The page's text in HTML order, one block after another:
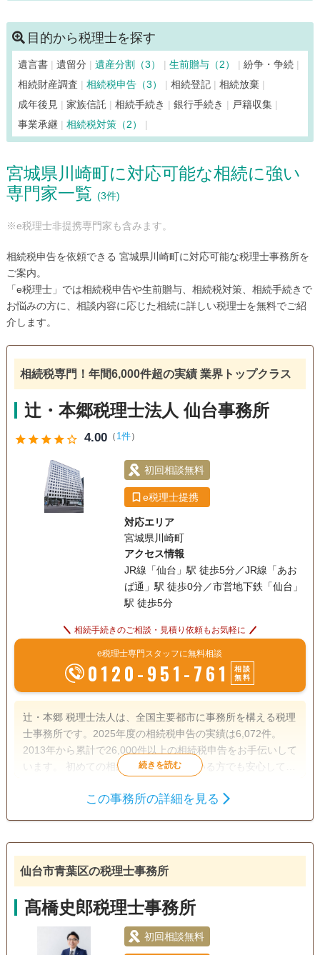
仙台市太白区（94）
仙台市宮城野区（100）
仙台市若林区（67） 大和町（5） 多賀城市（15）
富谷市（6）
登米市（17） 名取市（21）
東松島市（8）
松島町（5） 丸森町（4） 美里町（6） 南三陸町（3）
村田町（3） 山元町（3） 利府町（11）
涌谷町（3）
亘理町（10）
目的から税理士を探す
遺言書 遺留分 遺産分割（3） 生前贈与（2）
紛争・争続
相続財産調査
相続税申告（3） 相続登記
相続放棄
成年後見
家族信託 相続手続き 銀行手続き
戸籍収集
事業承継
相続税対策（2）
宮城県川崎町に対応可能な相続に強い
専門家一覧 (3件)
※e税理士非提携専門家も含みます。
相続税申告を依頼できる 宮城県川崎町に対応可能な税理士事務所を
ご案内。
「e税理士」では相続税申告や生前贈与、相続税対策、相続手続きで
お悩みの方に、相談内容に応じた相続に詳しい税理士を無料でご紹
介します。
相続税専門！年間6,000件超の実績 業界トップクラス
辻・本郷税理士法人 仙台事務所
starstarstarstarstar_outline 4.00（ 1件）
初回相談無料
e税理士提携
対応エリア
宮城県川崎町
アクセス情報
JR線「仙台」駅 徒歩5分／JR線「あお
ば通」駅 徒歩0分／市営地下鉄「仙台」
駅 徒歩5分
相続手続きのご相談・見積り依頼もお気軽に
e税理士専門スタッフに無料相談
0120-951-761
相談
無料
辻・本郷 税理士法人は、全国主要都市に事務所を構える税理
士事務所です。2025年度の相続税申告の実績は6,072件。
2013年から累計で26,000件以上の相続税申告をお手伝いして
います。 初めての相続で不安を感じている方でも安心して相
サービスを提供するために、小さなお悩みやご事情まできめ
生前贈与
訪問可 土日相談可 初回相談無料
この事務所の詳細を見る
仙台市青葉区の税理士事務所
髙橋史郎税理士事務所
初回相談無料